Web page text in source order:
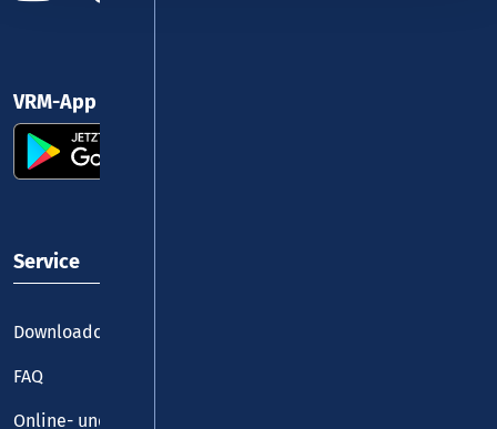
VRM-App nutzen und durchstarten
Service
Downloadcenter
FAQ
Online- und Handy-Tickets